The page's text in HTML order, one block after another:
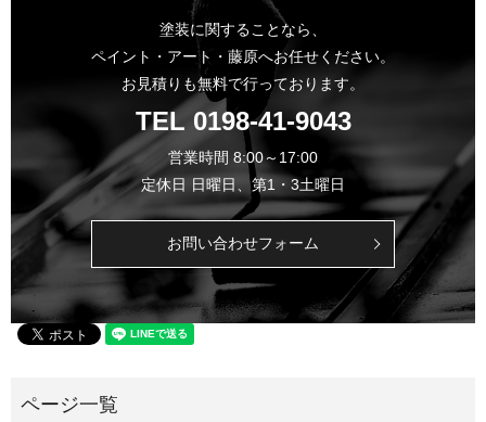
塗装に関することなら、
ペイント・アート・藤原へお任せください。
お見積りも無料で行っております。
TEL 0198-41-9043
営業時間 8:00～17:00
定休日 日曜日、第1・3土曜日
お問い合わせフォーム